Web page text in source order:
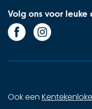
Volg ons voor leuke
Ook een